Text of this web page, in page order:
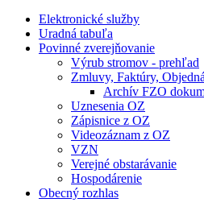
Elektronické služby
Uradná tabuľa
Povinné zverejňovanie
Výrub stromov - prehľad
Zmluvy, Faktúry,
Archív FZO
Uznesenia OZ
Zápisnice z OZ
Videozáznam z OZ
VZN
Verejné obstarávanie
Hospodárenie
Obecný rozhlas